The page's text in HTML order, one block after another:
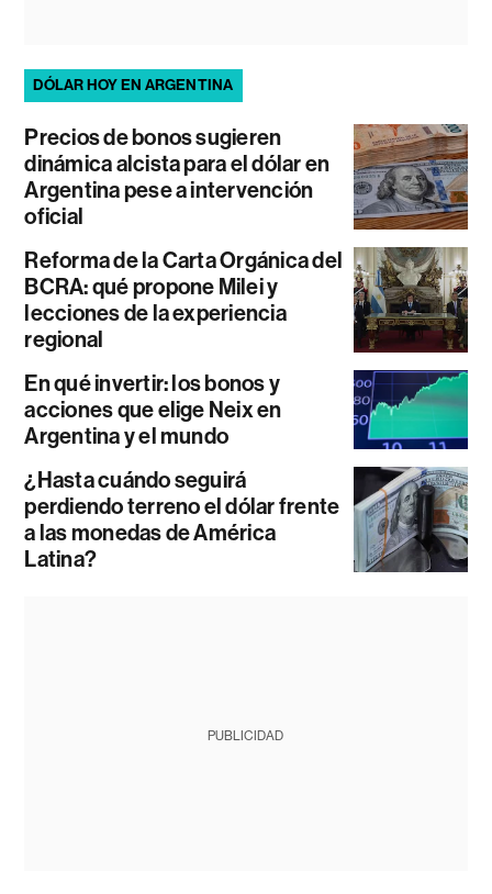
DÓLAR HOY EN ARGENTINA
Precios de bonos sugieren
dinámica alcista para el dólar en
Argentina pese a intervención
oficial
Reforma de la Carta Orgánica del
BCRA: qué propone Milei y
lecciones de la experiencia
regional
En qué invertir: los bonos y
acciones que elige Neix en
Argentina y el mundo
¿Hasta cuándo seguirá
perdiendo terreno el dólar frente
a las monedas de América
Latina?
PUBLICIDAD